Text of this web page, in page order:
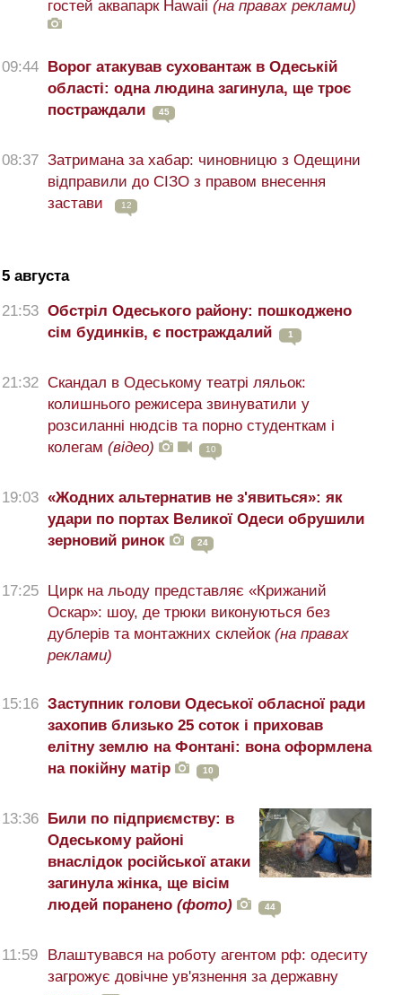
гостей аквапарк Hawaii (на правах реклами)
09:44 Ворог атакував суховантаж в Одеській
області: одна людина загинула, ще троє
постраждали
45
08:37 Затримана за хабар: чиновницю з Одещини
відправили до СІЗО з правом внесення
застави
12
5 августа
21:53 Обстріл Одеського району: пошкоджено
сім будинків, є постраждалий
1
21:32 Скандал в Одеському театрі ляльок:
колишнього режисера звинуватили у
розсиланні нюдсів та порно студенткам і
колегам (відео) 10
19:03 «Жодних альтернатив не з'явиться»: як
удари по портах Великої Одеси обрушили
зерновий ринок
24
17:25 Цирк на льоду представляє «Крижаний
Оскар»: шоу, де трюки виконуються без
дублерів та монтажних склейок (на правах
реклами)
15:16 Заступник голови Одеської обласної ради
захопив близько 25 соток і приховав
елітну землю на Фонтані: вона оформлена
на покійну матір
10
13:36 Били по підприємству: в
Одеському районі
внаслідок російської атаки
загинула жінка, ще вісім
людей поранено (фото) 44
11:59
Влаштувався на роботу агентом рф: одеситу
загрожує довічне ув'язнення за державну